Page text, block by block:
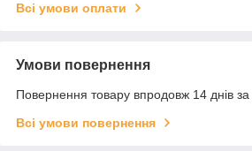
Всі умови оплати
Умови повернення
Повернення товару впродовж 14 днів
Всі умови повернення